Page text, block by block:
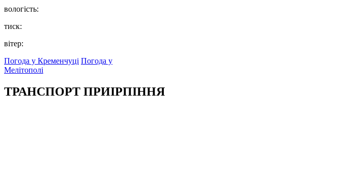
вологість:
тиск:
вітер:
Погода у Кременчуці Погода у
Мелітополі
ТРАНСПОРТ ПРИІРПІННЯ